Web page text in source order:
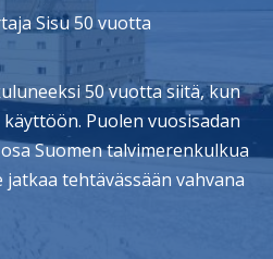
Sisu 50 vuotta
50 vuotta siitä, kun
Puolen vuosisadan
Suomen talvimerenkulkua
tehtävässään vahvana